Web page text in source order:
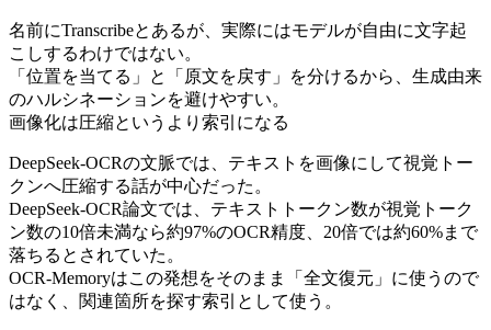
名前にTranscribeとあるが、実際にはモデルが自由に文字起
こしするわけではない。
「位置を当てる」と「原文を戻す」を分けるから、生成由来
のハルシネーションを避けやすい。
画像化は圧縮というより索引になる
DeepSeek-OCRの文脈では、テキストを画像にして視覚トー
クンへ圧縮する話が中心だった。
DeepSeek-OCR論文では、テキストトークン数が視覚トーク
ン数の10倍未満なら約97%のOCR精度、20倍では約60%まで
落ちるとされていた。
OCR-Memoryはこの発想をそのまま「全文復元」に使うので
はなく、関連箇所を探す索引として使う。